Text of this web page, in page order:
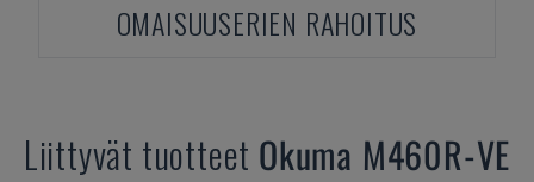
OMAISUUSERIEN RAHOITUS
Liittyvät tuotteet Okuma M460R-VE